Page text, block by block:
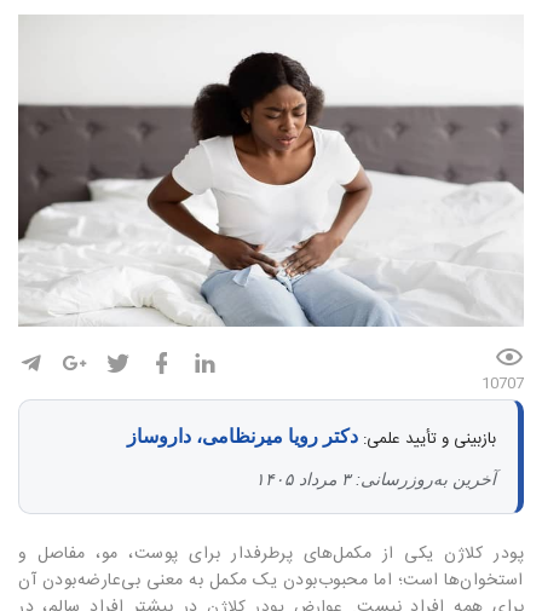
10707
بازبینی و تأیید علمی: دکتر رویا میرنظامی، داروساز
آخرین به‌روزرسانی: ۳ مرداد ۱۴۰۵
پودر کلاژن یکی از مکمل‌های پرطرفدار برای پوست، مو، مفاصل و
استخوان‌ها است؛ اما محبوب‌بودن یک مکمل به معنی بی‌عارضه‌بودن آن